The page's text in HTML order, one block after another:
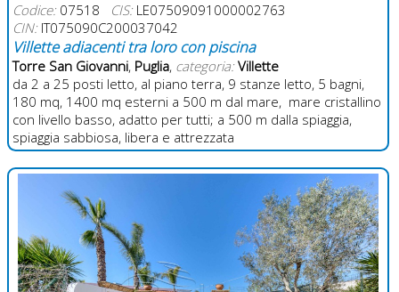
Codice:07518 CIS:LE07509091000002763
CIN:IT075090C200037042
Villette adiacenti tra loro con piscina
Torre San Giovanni, Puglia, categoria: Villette
da 2 a 25 posti letto, al piano terra, 9 stanze letto, 5 bagni,
180 mq, 1400 mq esterni a 500 m dal mare, mare cristallino
con livello basso, adatto per tutti; a 500 m dalla spiaggia,
spiaggia sabbiosa, libera e attrezzata